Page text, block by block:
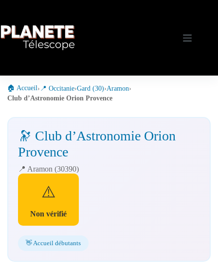
🏠 Accueil› 📍 Occitanie›Gard (30)›Aramon›
Club d’Astronomie Orion Provence
🔭 Club d’Astronomie Orion
Provence
📍 Aramon (30390)
⚠️
Non vérifié
👋 Accueil débutants